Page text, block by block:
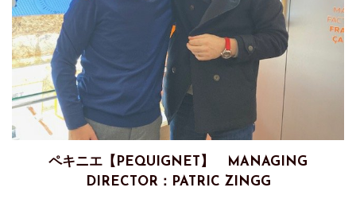
ペキニエ【PEQUIGNET】 MANAGING
DIRECTOR：PATRIC ZINGG